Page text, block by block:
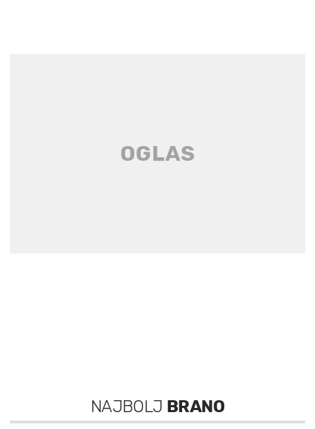
NAJBOLJ BRANO